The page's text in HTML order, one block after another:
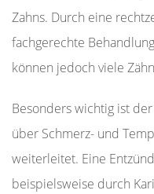
Zahns. Durch eine
fachgerechte
können jedoch viele
Besonders wichtig ist
über Schmerz- und
weiterleitet. Eine
beispielsweise durch